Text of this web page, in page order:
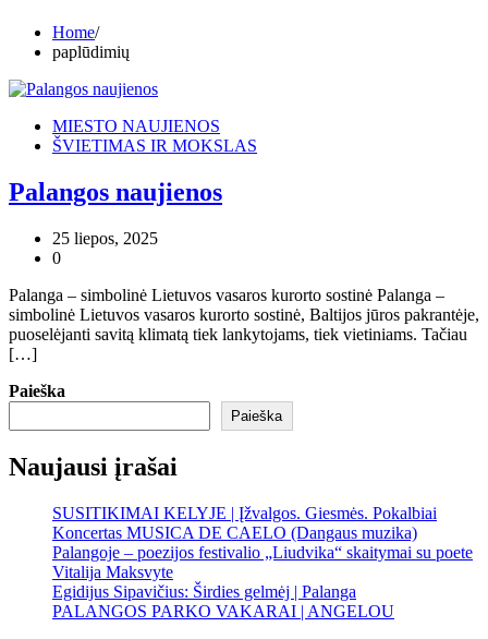
Home
paplūdimių
MIESTO NAUJIENOS
ŠVIETIMAS IR MOKSLAS
Palangos naujienos
25 liepos, 2025
0
Palanga – simbolinė Lietuvos vasaros kurorto sostinė Palanga –
simbolinė Lietuvos vasaros kurorto sostinė, Baltijos jūros pakrantėje,
puoselėjanti savitą klimatą tiek lankytojams, tiek vietiniams. Tačiau
[…]
Paieška
Paieška
Naujausi įrašai
SUSITIKIMAI KELYJE | Įžvalgos. Giesmės. Pokalbiai
Koncertas MUSICA DE CAELO (Dangaus muzika)
Palangoje – poezijos festivalio „Liudvika“ skaitymai su poete
Vitalija Maksvyte
Egidijus Sipavičius: Širdies gelmėj | Palanga
PALANGOS PARKO VAKARAI | ANGELOU